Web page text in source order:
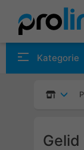
Kategorie